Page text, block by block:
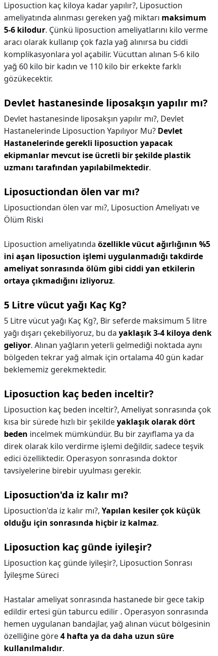
Liposuction kaç kiloya kadar yapılır?, Liposuction
ameliyatında alınması gereken yağ miktarı maksimum
5-6 kilodur. Çünkü liposuction ameliyatlarını kilo verme
aracı olarak kullanıp çok fazla yağ alınırsa bu ciddi
komplikasyonlara yol açabilir. Vücuttan alınan 5-6 kilo
yağ 60 kilo bir kadın ve 110 kilo bir erkekte farklı
gözükecektir.
Devlet hastanesinde liposakşın yapılır mı?
Devlet hastanesinde liposakşın yapılır mı?, Devlet
Hastanelerinde Liposuction Yapılıyor Mu? Devlet
Hastanelerinde gerekli liposuction yapacak
ekipmanlar mevcut ise ücretli bir şekilde plastik
uzmanı tarafından yapılabilmektedir.
Liposuctiondan ölen var mı?
Liposuctiondan ölen var mı?, Liposuction Ameliyatı ve
Ölüm Riski
Liposuction ameliyatında özellikle vücut ağırlığının %5
ini aşan liposuction işlemi uygulanmadığı takdirde
ameliyat sonrasında ölüm gibi ciddi yan etkilerin
ortaya çıkmadığını izliyoruz.
5 Litre vücut yağı Kaç Kg?
5 Litre vücut yağı Kaç Kg?, Bir seferde maksimum 5 litre
yağı dışarı çekebiliyoruz, bu da yaklaşık 3-4 kiloya denk
geliyor. Alınan yağların yeterli gelmediği noktada aynı
bölgeden tekrar yağ almak için ortalama 40 gün kadar
beklememiz gerekmektedir.
Liposuction kaç beden inceltir?
Liposuction kaç beden inceltir?, Ameliyat sonrasında çok
kısa bir sürede hızlı bir şekildeyaklaşık olarak dört
beden incelmek mümkündür. Bu bir zayıflama ya da
direk olarak kilo verdirme işlemi değildir, sadece teşvik
edici özelliktedir. Operasyon sonrasında doktor
tavsiyelerine birebir uyulması gerekir.
Liposuction'da iz kalır mı?
Liposuction'da iz kalır mı?, Yapılan kesiler çok küçük
olduğu için sonrasında hiçbir iz kalmaz.
Liposuction kaç günde iyileşir?
Liposuction kaç günde iyileşir?, Liposuction Sonrası
İyileşme Süreci
Hastalar ameliyat sonrasında hastanede bir gece takip
edildir ertesi gün taburcu edilir . Operasyon sonrasında
hemen uygulanan bandajlar, yağ alınan vücut bölgesinin
özelliğine göre4 hafta ya da daha uzun süre
kullanılmalıdır.